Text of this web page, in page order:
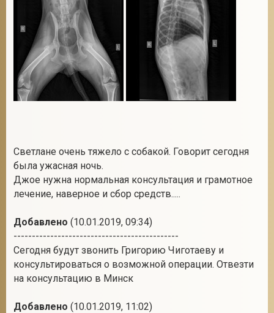
Светлане очень тяжело с собакой. Говорит сегодня
была ужасная ночь.
Джое нужна нормальная консультация и грамотное
лечение, наверное и сбор средств.....
Добавлено (10.01.2019, 09:34)
---------------------------------------------
Сегодня будут звонить Григорию Чиготаеву и
консультироваться о возможной операции. Отвезти
на консультацию в Минск
Добавлено (10.01.2019, 11:02)